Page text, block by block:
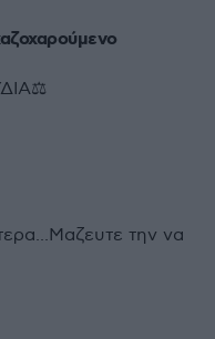
την να